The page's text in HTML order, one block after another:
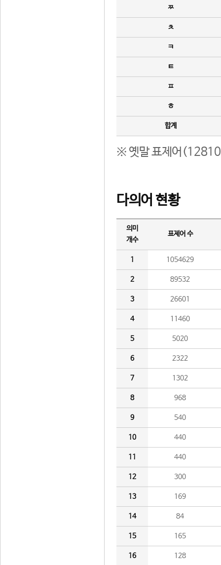
ㅉ
ㅊ
ㅋ
ㅌ
ㅍ
ㅎ
합계
※ 옛말 표제어(12810
다의어 현황
의미
개수
표제어 수
1 1054629
2 89532
3 26601
4 11460
5 5020
6 2322
7 1302
8 968
9 540
10 440
11 440
12 300
13 169
14 84
15 165
16 128